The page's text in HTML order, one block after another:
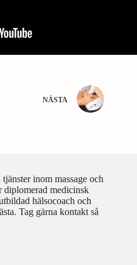
NÄSTA
inom massage och
diplomerad medicinsk
hälsocoach och
Tag gärna kontakt så